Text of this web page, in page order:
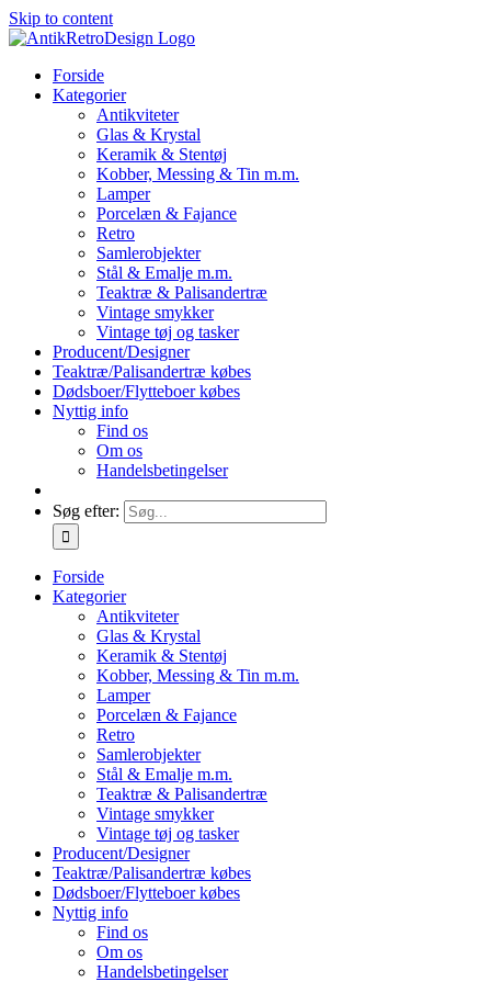
Skip to content
Forside
Kategorier
Antikviteter
Glas & Krystal
Keramik & Stentøj
Kobber, Messing & Tin m.m.
Lamper
Porcelæn & Fajance
Retro
Samlerobjekter
Stål & Emalje m.m.
Teaktræ & Palisandertræ
Vintage smykker
Vintage tøj og tasker
Producent/Designer
Teaktræ/Palisandertræ købes
Dødsboer/Flytteboer købes
Nyttig info
Find os
Om os
Handelsbetingelser
Søg efter:
Forside
Kategorier
Antikviteter
Glas & Krystal
Keramik & Stentøj
Kobber, Messing & Tin m.m.
Lamper
Porcelæn & Fajance
Retro
Samlerobjekter
Stål & Emalje m.m.
Teaktræ & Palisandertræ
Vintage smykker
Vintage tøj og tasker
Producent/Designer
Teaktræ/Palisandertræ købes
Dødsboer/Flytteboer købes
Nyttig info
Find os
Om os
Handelsbetingelser